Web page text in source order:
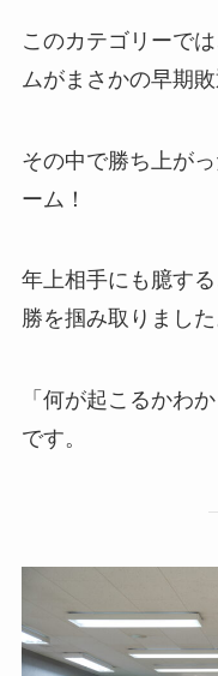
このカテゴリーで
ムがまさかの早期敗
その中で勝ち上が
ーム！
年上相手にも臆す
勝を掴み取りました
「何が起こるかわ
です。